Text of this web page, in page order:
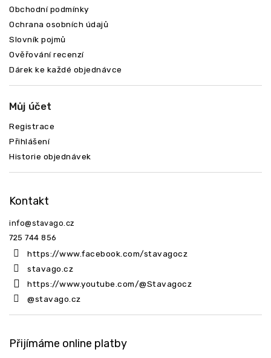
Obchodní podmínky
Ochrana osobních údajů
Slovník pojmů
Ověřování recenzí
Dárek ke každé objednávce
Můj účet
Registrace
Přihlášení
Historie objednávek
Kontakt
info@stavago.cz
725 744 856
https://www.facebook.com/stavagocz
stavago.cz
https://www.youtube.com/@Stavagocz
@stavago.cz
Přijímáme online platby